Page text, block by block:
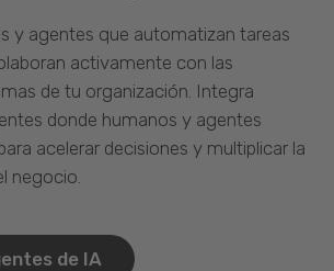
y agentes que automatizan tareas
activamente con las
de tu organización. Integra
donde humanos y agentes
acelerar decisiones y multiplicar la
negocio.
de IA